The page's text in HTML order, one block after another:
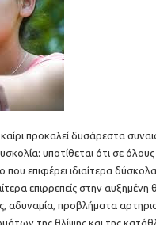
προκαλεί δυσάρεστα
υποτίθεται ότι σε
που επιφέρει ιδιαίτερα
επιρρεπείς στην
προβλήματα
της θλίψης και της